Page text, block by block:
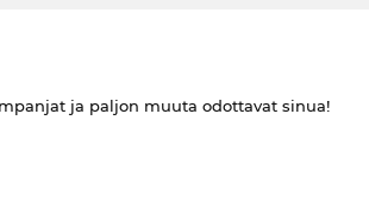
ja paljon muuta odottavat sinua!